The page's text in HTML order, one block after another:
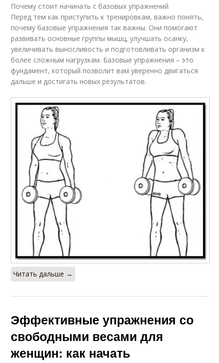
Почему стоит начинать с базовых упражнений
Перед тем как приступить к тренировкам, важно понять,
почему базовые упражнения так важны. Они помогают
развивать основные группы мышц, улучшать осанку,
увеличивать выносливость и подготовливать организм к
более сложным нагрузкам. Базовые упражнения – это
фундамент, который позволит вам уверенно двигаться
дальше и достигать новых результатов.
Читать дальше →
Эффективные упражнения со
свободными весами для
женщин: как начать